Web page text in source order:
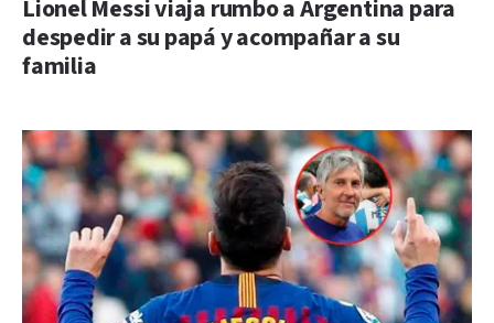
Lionel Messi viaja rumbo a Argentina para
despedir a su papá y acompañar a su
familia